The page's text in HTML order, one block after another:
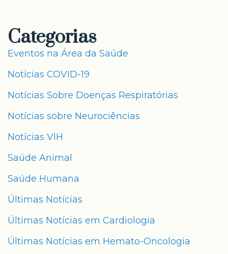
Categorias
Eventos na Área da Saúde
Notícias COVID-19
Notícias Sobre Doenças Respiratórias
Notícias sobre Neurociências
Notícias VIH
Saúde Animal
Saúde Humana
Últimas Notícias
Últimas Notícias em Cardiologia
Últimas Notícias em Hemato-Oncologia